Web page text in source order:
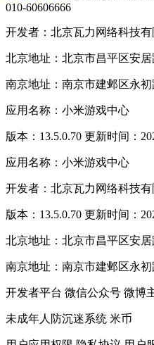
010-60606666
开发者：北京瓦力网络科技有
北京地址：北京市昌平区安
南京地址：南京市建邺区永
应用名称：小米游戏中心
版本：13.5.0.70 更新时间：
应用名称：小米游戏中心
开发者：北京瓦力网络科技有
版本：13.5.0.70 更新时间：
北京地址：北京市昌平区安
南京地址：南京市建邺区永
开发者平台 微信公众号 微博
未成年人防沉迷系统 米币